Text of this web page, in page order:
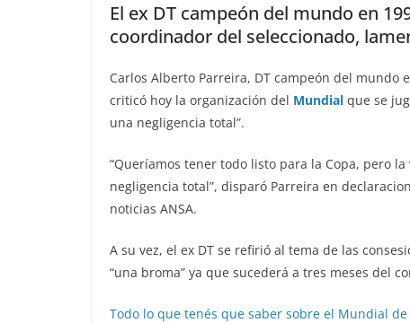
El ex DT campeón del mundo en
coordinador del seleccionado,
Carlos Alberto Parreira, DT campeón del mundo
criticó hoy la organización del Mundial que se
una negligencia total”.
“Queríamos tener todo listo para la Copa, pero
negligencia total”, disparó Parreira en
noticias ANSA.
A su vez, el ex DT se refirió al tema de las
“una broma” ya que sucederá a tres meses del
Todo lo que tenés que saber sobre el Mundial de